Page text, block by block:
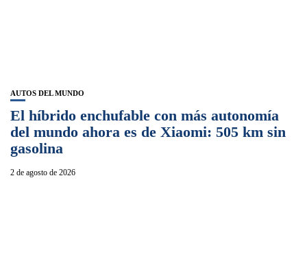
AUTOS DEL MUNDO
El híbrido enchufable con más autonomía
del mundo ahora es de Xiaomi: 505 km sin
gasolina
2 de agosto de 2026